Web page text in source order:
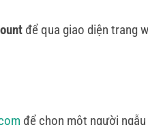
để qua giao diện trang
để chọn một người